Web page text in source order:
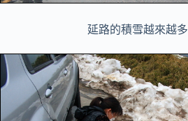
延路的積雪越來越多